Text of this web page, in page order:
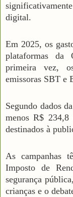
digital.
Em 2025, os
plataformas da
primeira vez,
emissoras SBT e
Segundo dados
menos R$
destinados à
As campanhas
Imposto de
segurança
crianças e o